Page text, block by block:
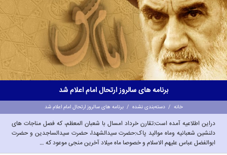
برنامه های سالروز ارتحال امام اعلام شد
خانه / دسته‌بندی نشده / برنامه های سالروز ارتحال امام اعلام شد
دراین اطلاعیه آمده است:تقارن خرداد امسال با شعبان المعظم، که فصل مناجات های
دلنشین شعبانیه وماه موالید پاک:حضرت سیدالشهدا، حضرت سیدالساجدین و حضرت
ابوالفضل عباس علیهم الاسلام و خصوصا ماه میلاد آخرین منجی موعود که …